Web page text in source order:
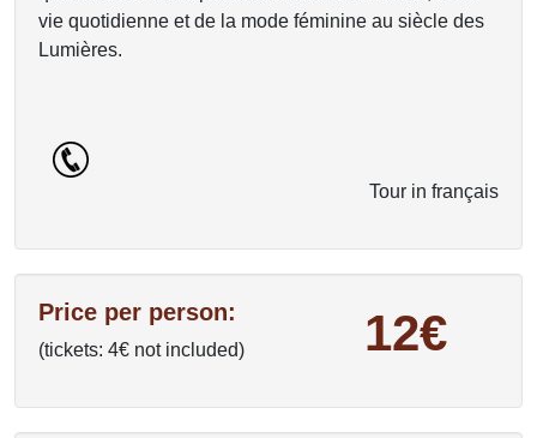
vie quotidienne et de la mode féminine au siècle des
Lumières.
Tour in français
Price per person:
(tickets: 4€ not included) 12€